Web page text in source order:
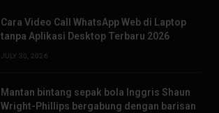
Cara Video Call WhatsApp Web di Laptop
tanpa Aplikasi Desktop Terbaru 2026
JULY 30, 2026
Mantan bintang sepak bola Inggris Shaun
Wright-Phillips bergabung dengan barisan